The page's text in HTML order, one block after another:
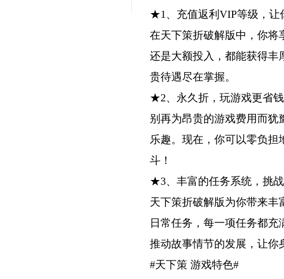
★1、充值返利VIP等级，让
在天下策折破解版中，你将
还是大额投入，都能获得丰
贵待遇尽在掌握。
★2、永久折，玩游戏更省钱
别再为昂贵的游戏费用而犹
乐趣。现在，你可以零负
斗！
★3、丰富的任务系统，挑战
天下策折破解版为你带来丰
日常任务，每一项任务都
推动故事情节的发展，让你
#天下策 游戏特色#